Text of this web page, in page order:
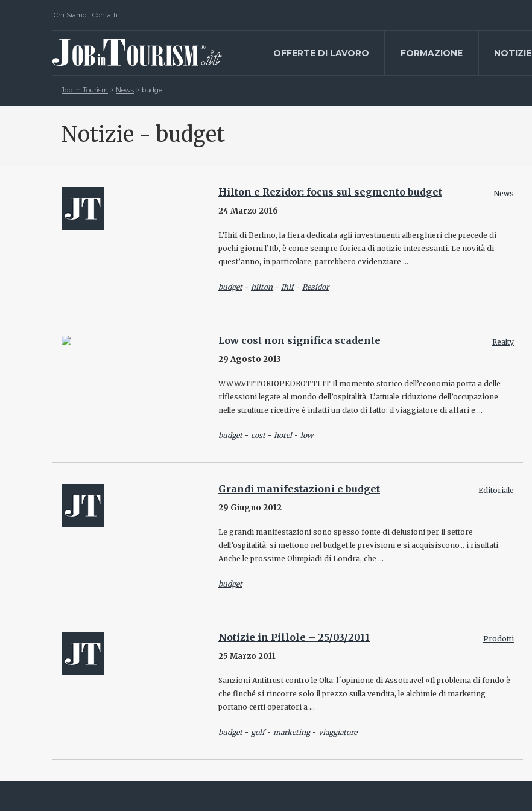
Chi Siamo | Contatti
OFFERTE DI LAVORO FORMAZIONE NOTIZIE
Job In Tourism > News > budget
Notizie - budget
Hilton e Rezidor: focus sul segmento budget News
24 Marzo 2016
L’Ihif di Berlino, la fiera dedicata agli investimenti alberghieri che precede di
pochi giorni l’Itb, è come sempre foriera di notizie interessanti. Le novità di
quest’anno, in particolare, parrebbero evidenziare …
budget- hilton- Ihif- Rezidor
Low cost non significa scadente Realty
29 Agosto 2013
WWW.VITTORIOPEDROTTI.IT Il momento storico dell’economia porta a delle
riflessioni legate al mondo dell’ospitalità. L’attuale riduzione dell’occupazione
nelle strutture ricettive è infatti un dato di fatto: il viaggiatore di affari e …
budget- cost- hotel- low
Grandi manifestazioni e budget Editoriale
29 Giugno 2012
Le grandi manifestazioni sono spesso fonte di delusioni per il settore
dell’ospitalità: si mettono nel budget le previsioni e si acquisiscono… i risultati.
Anche le prossime Olimpiadi di Londra, che …
budget
Notizie in Pillole – 25/03/2011 Prodotti
25 Marzo 2011
Sanzioni Antitrust contro le Olta: l´opinione di Assotravel «Il problema di fondo è
che finché si rincorre solo il prezzo sulla vendita, le alchimie di marketing
portano certi operatori a …
budget- golf- marketing- viaggiatore